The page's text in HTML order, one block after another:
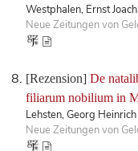
Westphalen, Ernst
Neue Zeitungen von
[Rezension] De
filiarum nobilium in
Lehsten, Georg
Neue Zeitungen von